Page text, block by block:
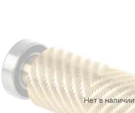
Нет в наличии